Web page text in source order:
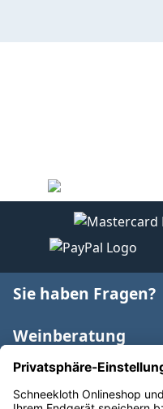
Sie haben Fragen?
Weinberatung
Informationen